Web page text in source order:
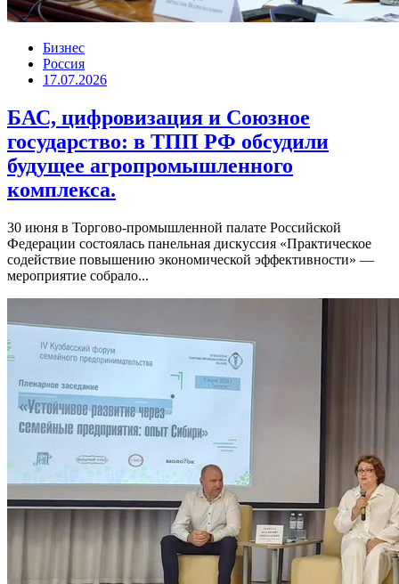
Бизнес
Россия
17.07.2026
БАС, цифровизация и Союзное
государство: в ТПП РФ обсудили
будущее агропромышленного
комплекса.
30 июня в Торгово-промышленной палате Российской
Федерации состоялась панельная дискуссия «Практическое
содействие повышению экономической эффективности» —
мероприятие собрало...